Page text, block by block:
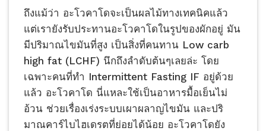
ถึงแม้ว่า อะโวคาโดจะเป็นผลไม้ทางเทคนิคแล้ว
แต่เรายังรับประทานอะโวคาโดในรูปของผักอยู่ มัน
มีปริมาณไขมันที่สูง เป็นสิ่งที่คนทาน Low carb
high fat (LCHF) นึกถึงลำดับต้นๆเลยล่ะ โดย
เฉพาะคนที่ทำ Intermittent Fasting IF อยู่ด้วย
แล้ว อะโวคาโด นี่แหละใช้เป็นอาหารมื้อเย็นไม่
อ้วน ช่วยเรื่องเร่งระบบเผาผลาญไขมัน และปริ
มาณคาร์ไบไฮเดรตที่ย่อยได้น้อย อะโวคาโดยัง